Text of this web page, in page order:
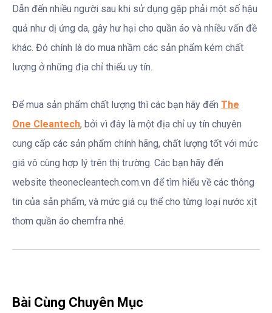
Dẫn đến nhiều người sau khi sử dụng gặp phải một số hậu
quả như dị ứng da, gây hư hại cho quần áo và nhiều vấn đề
khác. Đó chính là do mua nhầm các sản phẩm kém chất
lượng ở những địa chỉ thiếu uy tín.
Để mua sản phẩm chất lượng thì các bạn hãy đến The
One Cleantech, bởi vì đây là một địa chỉ uy tín chuyên
cung cấp các sản phẩm chính hãng, chất lượng tốt với mức
giá vô cùng hợp lý trên thị trường. Các bạn hãy đến
website theonecleantech.com.vn để tìm hiểu về các thông
tin của sản phẩm, và mức giá cụ thể cho từng loại nước xịt
thơm quần áo chemfra nhé.
Bài Cùng Chuyên Mục